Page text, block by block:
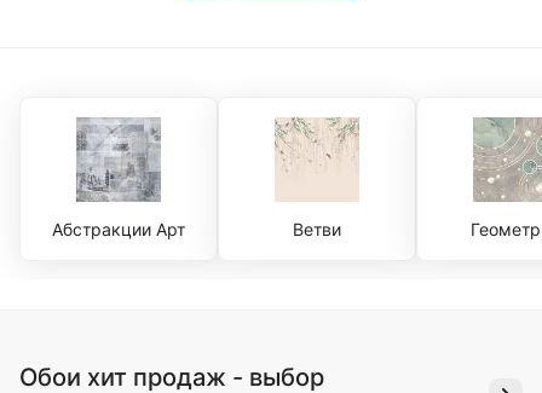
Абстракции Арт Ветви
Обои хит продаж - выбор